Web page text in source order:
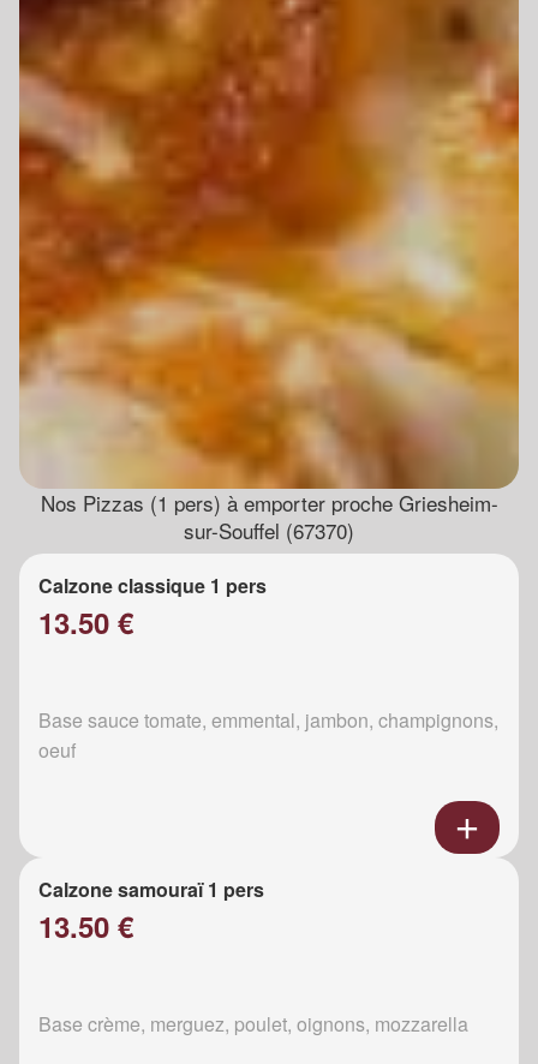
Nos Pizzas (1 pers) à emporter proche Griesheim-
sur-Souffel (67370)
Calzone classique 1 pers
13.50 €
Base sauce tomate, emmental, jambon, champignons,
oeuf
Calzone samouraï 1 pers
13.50 €
Base crème, merguez, poulet, oignons, mozzarella